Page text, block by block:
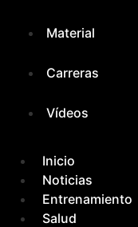
Material
Carreras
Vídeos
Inicio
Noticias
Entrenamiento
Salud